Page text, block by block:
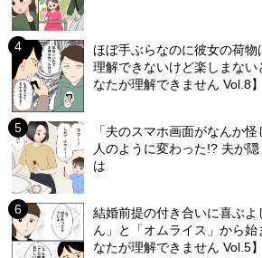
ほぼ手ぶらなのに彼女の荷
理解できないけど楽しまな
なたが理解できません Vol.8】
「夫のスマホ画面がなんか
人のように変わった!? 夫が
は
結婚前提の付き合いに喜ぶ
ん」と「オムライス」から
なたが理解できません Vol.5】